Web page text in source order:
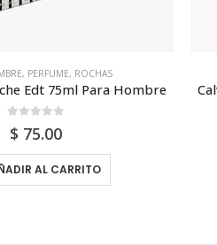
, HOMBRE, PERFUME
Edt 200ml Para Hombre
$ 68.00
AL CARRITO